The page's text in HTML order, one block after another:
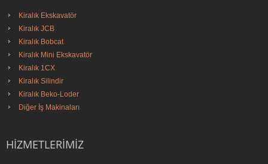
Kiralık Ekskavatör
Kiralık JCB
Kiralık Bobcat
Kiralık Mini Ekskavatör
Kiralık 1CX
Kiralık Silindir
Kiralık Beko-Loder
Diğer İş Makinaları
HIZMETLERIMIZ